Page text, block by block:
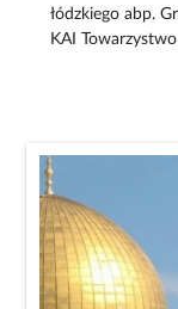
łódzkiego abp.
KAI